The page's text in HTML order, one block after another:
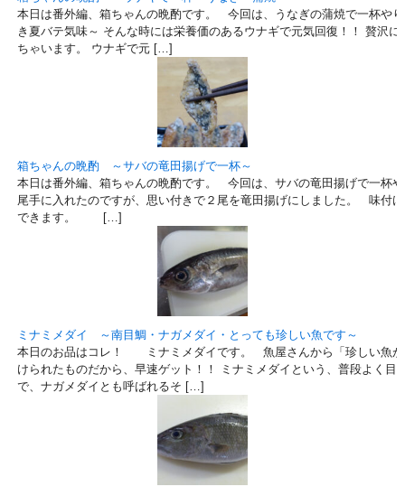
本日は番外編、箱ちゃんの晩酌です。 今回は、うなぎの蒲焼で一杯や
き夏バテ気味～ そんな時には栄養価のあるウナギで元気回復！！ 贅沢
ちゃいます。 ウナギで元 […]
箱ちゃんの晩酌 ～サバの竜田揚げで一杯～
本日は番外編、箱ちゃんの晩酌です。 今回は、サバの竜田揚げで一杯
尾手に入れたのですが、思い付きで２尾を竜田揚げにしました。 味付
できます。 […]
ミナミメダイ ～南目鯛・ナガメダイ・とっても珍しい魚です～
本日のお品はコレ！ ミナミメダイです。 魚屋さんから「珍しい魚が
けられたものだから、早速ゲット！！ ミナミメダイという、普段よく目
で、ナガメダイとも呼ばれるそ […]